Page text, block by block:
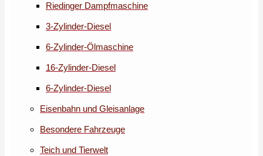
Riedinger Dampfmaschine
3-Zylinder-Diesel
6-Zylinder-Ölmaschine
16-Zylinder-Diesel
6-Zylinder-Diesel
Eisenbahn und Gleisanlage
Besondere Fahrzeuge
Teich und Tierwelt